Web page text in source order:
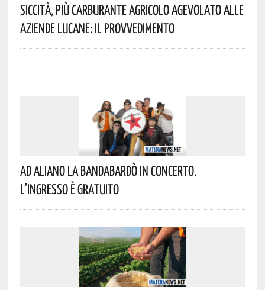
Siccità, Più Carburante Agricolo Agevolato Alle
Aziende Lucane: Il Provvedimento
Ad Aliano La Bandabardò In Concerto.
L’ingresso È Gratuito